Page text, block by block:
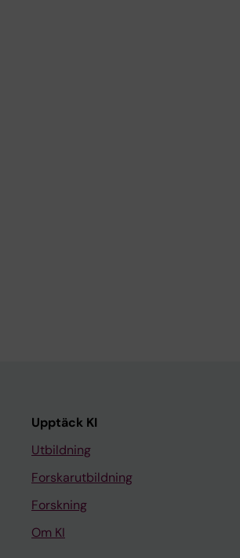
Upptäck KI
Utbildning
Forskarutbildning
Forskning
Om KI